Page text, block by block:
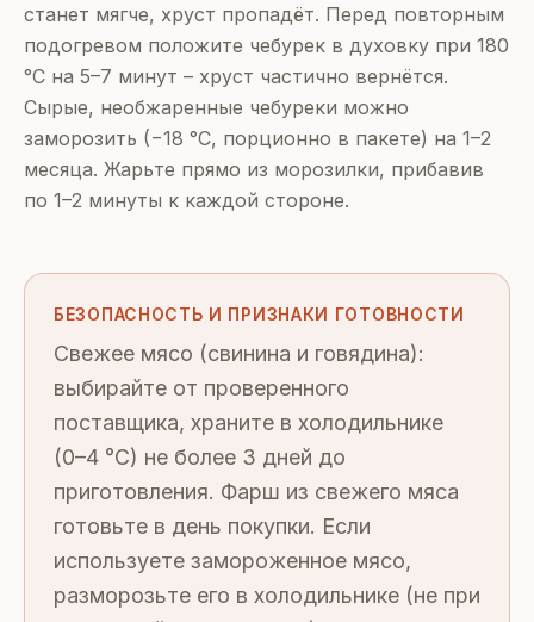
станет мягче, хруст пропадёт. Перед повторным
подогревом положите чебурек в духовку при 180
°C на 5–7 минут – хруст частично вернётся.
Сырые, необжаренные чебуреки можно
заморозить (−18 °C, порционно в пакете) на 1–2
месяца. Жарьте прямо из морозилки, прибавив
по 1–2 минуты к каждой стороне.
БЕЗОПАСНОСТЬ И ПРИЗНАКИ ГОТОВНОСТИ
Свежее мясо (свинина и говядина):
выбирайте от проверенного
поставщика, храните в холодильнике
(0–4 °C) не более 3 дней до
приготовления. Фарш из свежего мяса
готовьте в день покупки. Если
используете замороженное мясо,
разморозьте его в холодильнике (не при